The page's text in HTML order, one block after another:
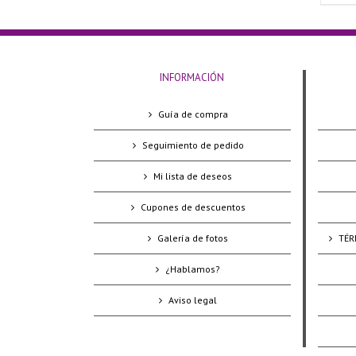
INFORMACIÓN
Guía de compra
Seguimiento de pedido
Mi lista de deseos
Cupones de descuentos
Galería de fotos
¿Hablamos?
Aviso legal